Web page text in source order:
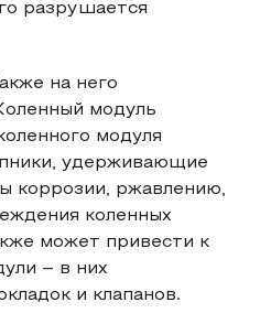
разрушается
на него
модуль
модуля
удерживающие
коррозии, ржавлению,
коленных
может привести к
– в них
и клапанов.